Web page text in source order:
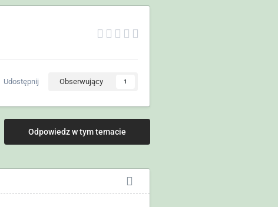
Udostępnij Obserwujący 1
Odpowiedz w tym temacie